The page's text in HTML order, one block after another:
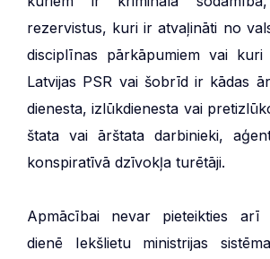
rezervistus, kuri ir atvaļināti no
disciplīnas pārkāpumiem vai kuri
Latvijas PSR vai šobrīd ir kādas
dienesta, izlūkdienesta vai
štata vai ārštata darbinieki,
konspiratīvā dzīvokļa turētāji.
Apmācībai nevar pieteikties arī
dienē Iekšlietu ministrijas